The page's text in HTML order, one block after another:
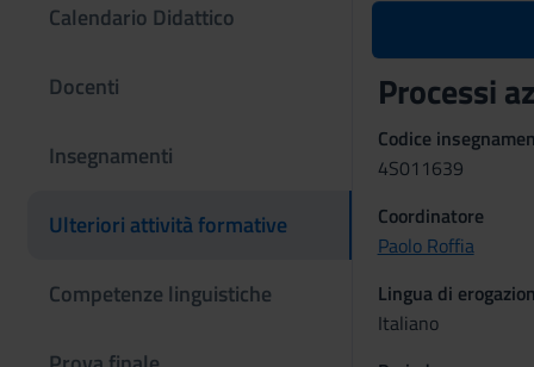
Calendario Didattico
Docenti
Insegnamenti
Ulteriori attività formative
Competenze linguistiche
Processi
Codice
4S011639
Coordinatore
Paolo Roffia
Lingua di
Italiano